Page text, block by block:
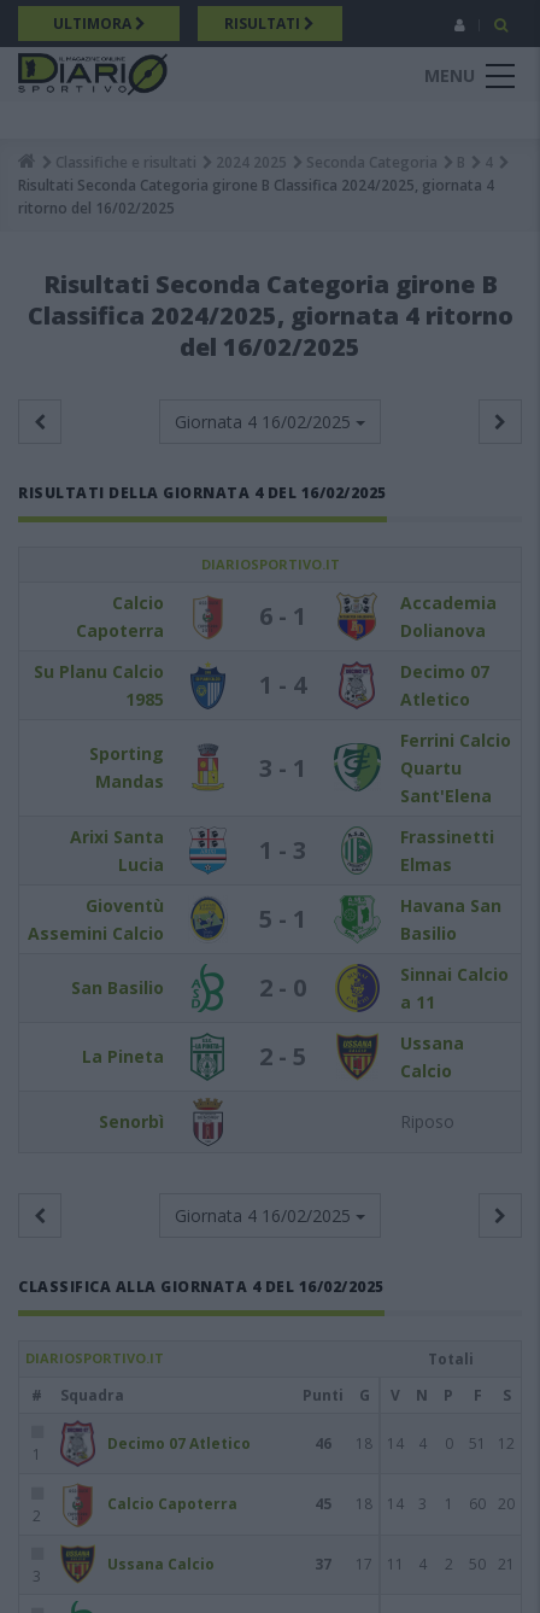
Salta
al
contenuto
principale
ULTIMORA RISULTATI
MENU
Breadcrumb
Classifiche e risultati 2024 2025 Seconda Categoria B
4
Risultati Seconda Categoria girone B Classifica 2024/2025, giornata 4
ritorno del 16/02/2025
Risultati Seconda Categoria girone B
Classifica 2024/2025, giornata 4 ritorno
del 16/02/2025
Giornata 4 16/02/2025
RISULTATI DELLA GIORNATA 4 DEL 16/02/2025
DIARIOSPORTIVO.IT
Calcio
Capoterra
6 - 1
Accademia
Dolianova
Su Planu Calcio
1985
1 - 4
Decimo 07
Atletico
Sporting
Mandas
3 - 1
Ferrini Calcio
Quartu
Sant'Elena
Arixi Santa
Lucia
1 - 3
Frassinetti
Elmas
Gioventù
Assemini Calcio
5 - 1
Havana San
Basilio
San Basilio 2 - 0
Sinnai Calcio
a 11
La Pineta 2 - 5
Ussana
Calcio
Senorbì Riposo
Giornata 4 16/02/2025
CLASSIFICA ALLA GIORNATA 4 DEL 16/02/2025
DIARIOSPORTIVO.IT
Totali
#
Squadra Punti G V N P F S
1
Decimo 07 Atletico 46 18 14 4 0 51 12
2
Calcio Capoterra 45 18 14 3 1 60 20
3
Ussana Calcio 37 17 11 4 2 50 21